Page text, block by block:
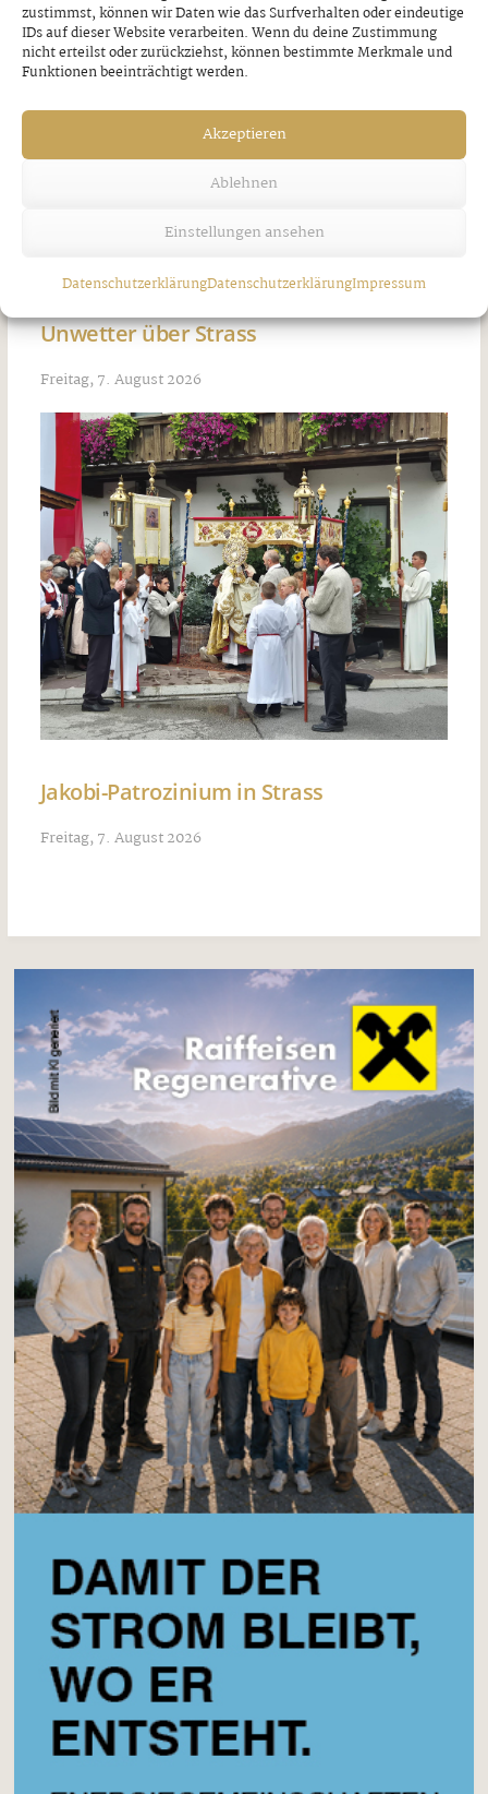
zustimmst, können wir Daten wie das Surfverhalten oder eindeutige
IDs auf dieser Website verarbeiten. Wenn du deine Zustimmung
nicht erteilst oder zurückziehst, können bestimmte Merkmale und
Funktionen beeinträchtigt werden.
Akzeptieren
Ablehnen
Einstellungen ansehen
DatenschutzerklärungDatenschutzerklärungImpressum
Unwetter über Strass
Freitag, 7. August 2026
Jakobi-Patrozinium in Strass
Freitag, 7. August 2026